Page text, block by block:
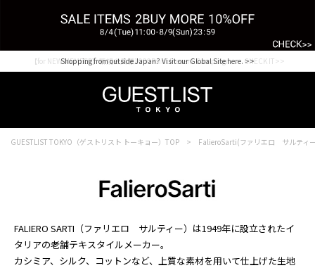
Shopping from outside Japan? Visit our Global Site here. >>
【for NEW MEMBER】新規会員様1000Point Present Campaign CHECK IT>>
GUESTLIST TOKYO（ゲストリスト トーキョー）TOP FalieroSarti(ファリエロ サルティ
FALIERO SARTI（ファリエロ サルティー）は1949年に設立されたイ
タリアの老舗テキスタイルメーカー。
カシミア、シルク、コットンなど、上質な素材を用いて仕上げた生地